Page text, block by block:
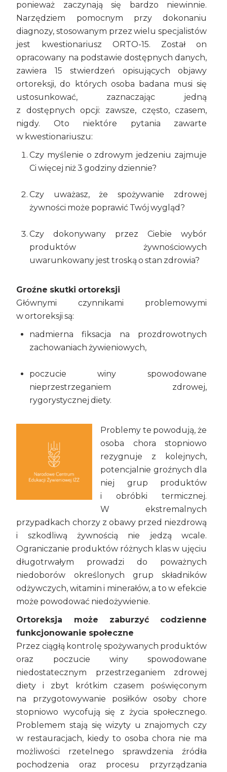
ponieważ zaczynają się bardzo niewinnie.
Narzędziem pomocnym przy dokonaniu
diagnozy, stosowanym przez wielu specjalistów
jest kwestionariusz ORTO-15. Został on
opracowany na podstawie dostępnych danych,
zawiera 15 stwierdzeń opisujących objawy
ortoreksji, do których osoba badana musi się
ustosunkować, zaznaczając jedną
z dostępnych opcji: zawsze, często, czasem,
nigdy. Oto niektóre pytania zawarte
w kwestionariuszu:
Czy myślenie o zdrowym jedzeniu zajmuje
Ci więcej niż 3 godziny dziennie?
Czy uważasz, że spożywanie zdrowej
żywności może poprawić Twój wygląd?
Czy dokonywany przez Ciebie wybór
produktów żywnościowych
uwarunkowany jest troską o stan zdrowia?
Groźne skutki ortoreksji
Głównymi czynnikami problemowymi
w ortoreksji są:
nadmierna fiksacja na prozdrowotnych
zachowaniach żywieniowych,
poczucie winy spowodowane
nieprzestrzeganiem zdrowej,
rygorystycznej diety.
Problemy te powodują, że
osoba chora stopniowo
rezygnuje z kolejnych,
potencjalnie groźnych dla
niej grup produktów
i obróbki termicznej.
W ekstremalnych
przypadkach chorzy z obawy przed niezdrową
i szkodliwą żywnością nie jedzą wcale.
Ograniczanie produktów różnych klas w ujęciu
długotrwałym prowadzi do poważnych
niedoborów określonych grup składników
odżywczych, witamin i minerałów, a to w efekcie
może powodować niedożywienie.
Ortoreksja może zaburzyć codzienne
funkcjonowanie społeczne
Przez ciągłą kontrolę spożywanych produktów
oraz poczucie winy spowodowane
niedostatecznym przestrzeganiem zdrowej
diety i zbyt krótkim czasem poświęconym
na przygotowywanie posiłków osoby chore
stopniowo wycofują się z życia społecznego.
Problemem stają się wizyty u znajomych czy
w restauracjach, kiedy to osoba chora nie ma
możliwości rzetelnego sprawdzenia źródła
pochodzenia oraz procesu przyrządzania